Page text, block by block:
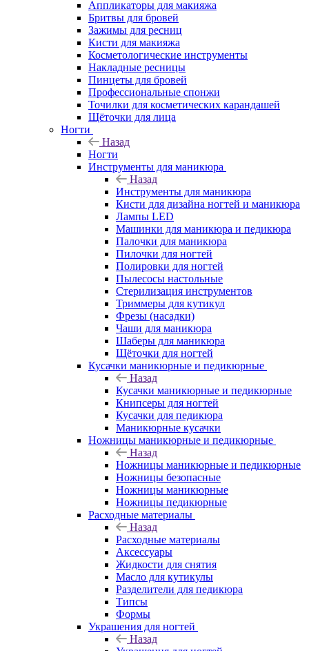
Аппликаторы для макияжа
Бритвы для бровей
Зажимы для ресниц
Кисти для макияжа
Косметологические инструменты
Накладные ресницы
Пинцеты для бровей
Профессиональные спонжи
Точилки для косметических карандашей
Щёточки для лица
Ногти
Назад
Ногти
Инструменты для маникюра
Назад
Инструменты для маникюра
Кисти для дизайна ногтей и маникюра
Лампы LED
Машинки для маникюра и педикюра
Палочки для маникюра
Пилочки для ногтей
Полировки для ногтей
Пылесосы настольные
Стерилизация инструментов
Триммеры для кутикул
Фрезы (насадки)
Чаши для маникюра
Шаберы для маникюра
Щёточки для ногтей
Кусачки маникюрные и педикюрные
Назад
Кусачки маникюрные и педикюрные
Книпсеры для ногтей
Кусачки для педикюра
Маникюрные кусачки
Ножницы маникюрные и педикюрные
Назад
Ножницы маникюрные и педикюрные
Ножницы безопасные
Ножницы маникюрные
Ножницы педикюрные
Расходные материалы
Назад
Расходные материалы
Аксессуары
Жидкости для снятия
Масло для кутикулы
Разделители для педикюра
Типсы
Формы
Украшения для ногтей
Назад